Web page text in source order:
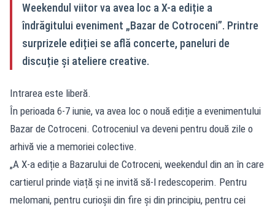
Weekendul viitor va avea loc a X-a ediție a
îndrăgitului eveniment „Bazar de Cotroceni”. Printre
surprizele ediției se află concerte, paneluri de
discuție și ateliere creative.
Intrarea este liberă.
În perioada 6-7 iunie, va avea loc o nouă ediție a evenimentului
Bazar de Cotroceni. Cotroceniul va deveni pentru două zile o
arhivă vie a memoriei colective.
„A X-a ediție a Bazarului de Cotroceni, weekendul din an în care
cartierul prinde viață și ne invită să-l redescoperim. Pentru
melomani, pentru curioșii din fire și din principiu, pentru cei